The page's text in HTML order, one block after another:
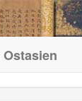
Ostasien